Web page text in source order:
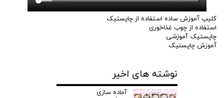
کلیپ آموزش ساده استفاده از چاپستیک
استفاده از چوب غذاخوری
چاپستیک آموزشی
آموزش چاپستیک
نوشته های اخیر
آماده سازی